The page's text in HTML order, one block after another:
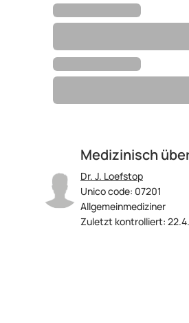
Medizinisch
Dr. J. Loefstop
Unico code: 07201
Allgemeinmediziner
Zuletzt kontrolliert: